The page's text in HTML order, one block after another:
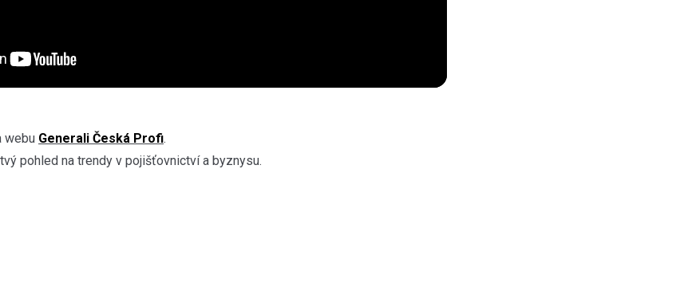
webu Generali Česká Profi.
pohled na trendy v pojišťovnictví a byznysu.